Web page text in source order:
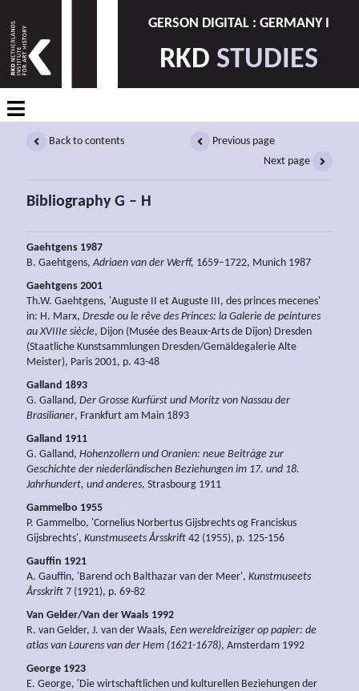
GERSON DIGITAL : GERMANY I
RKD STUDIES
Back to contents
Previous page
Next page
Bibliography G – H
Gaehtgens 1987
B. Gaehtgens,Adriaen van der Werff, 1659–1722, Munich 1987
Gaehtgens 2001
Th.W. Gaehtgens, 'Auguste II et Auguste III, des princes mecenes'
in: H. Marx, Dresde ou le rêve des Princes: la Galerie de peintures
au XVIIIe siècle, Dijon (Musée des Beaux-Arts de Dijon) Dresden
(Staatliche Kunstsammlungen Dresden/Gemäldegalerie Alte
Meister), Paris 2001, p. 43-48
Galland 1893
G. Galland, Der Grosse Kurfürst und Moritz von Nassau der
Brasilianer, Frankfurt am Main 1893
Galland 1911
G. Galland, Hohenzollern und Oranien: neue Beiträge zur
Geschichte der niederländischen Beziehungen im 17. und 18.
Jahrhundert, und anderes, Strasbourg 1911
Gammelbo 1955
P. Gammelbo, 'Cornelius Norbertus Gijsbrechts og Franciskus
Gijsbrechts', Kunstmuseets Årsskrift 42 (1955), p. 125-156
Gauffin 1921
A. Gauffin, 'Barend och Balthazar van der Meer', Kunstmuseets
Årsskrift 7 (1921), p. 69-82
Van Gelder/Van der Waals 1992
R. van Gelder, J. van der Waals, Een wereldreiziger op papier: de
atlas van Laurens van der Hem (1621-1678), Amsterdam 1992
George 1923
E. George, 'Die wirtschaftlichen und kulturellen Beziehungen der